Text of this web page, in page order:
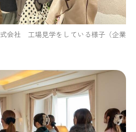
会社 工場見学をしている様子（企業